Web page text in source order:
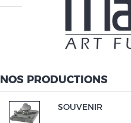
NOS PRODUCTIONS
SOUVENIR